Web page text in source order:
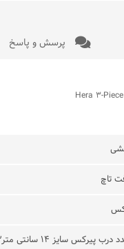
پرسش و پاسخ
Hera 3-
تاچ